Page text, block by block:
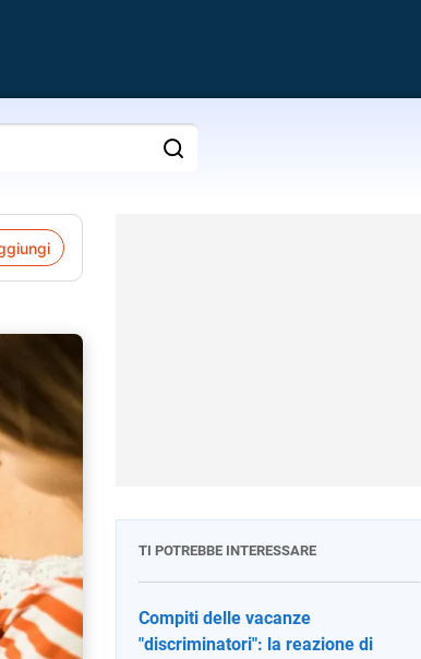
TI POTREBBE INTERESSARE
Compiti delle vacanze
"discriminatori": la reazione di